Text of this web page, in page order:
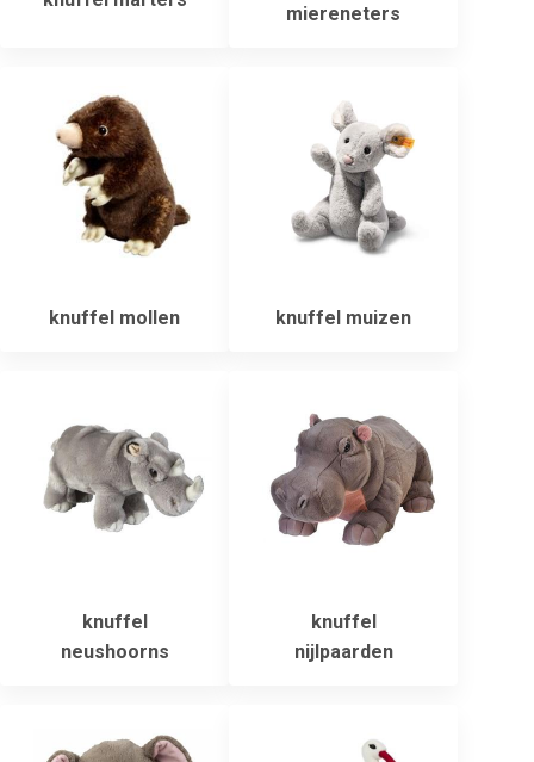
miereneters
knuffel mollen knuffel muizen
knuffel
neushoorns
knuffel
nijlpaarden